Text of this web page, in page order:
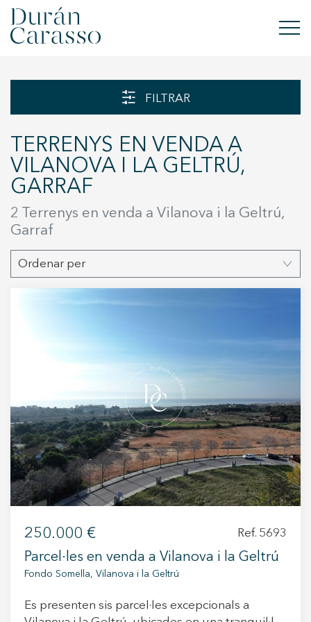
VENDRE
OBRA NOVA
INVERSIONS
GRUP DC
+34 935 178 067
ES CA EN FR
FILTRAR
TERRENYS EN VENDA A
VILANOVA I LA GELTRÚ,
GARRAF
2 Terrenys en venda a Vilanova i la Geltrú,
Garraf
Ordenar per
250.000 € Ref. 5693
Parcel·les en venda a Vilanova i la Geltrú
Fondo Somella, Vilanova i la Geltrú
Es presenten sis parcel·les excepcionals a